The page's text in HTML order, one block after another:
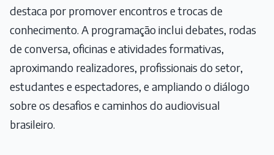
destaca por promover encontros e trocas de
conhecimento. A programação inclui debates, rodas
de conversa, oficinas e atividades formativas,
aproximando realizadores, profissionais do setor,
estudantes e espectadores, e ampliando o diálogo
sobre os desafios e caminhos do audiovisual
brasileiro.